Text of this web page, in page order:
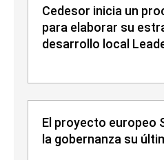
Cedesor inicia un
para elaborar su
desarrollo local
El proyecto europeo
la gobernanza su